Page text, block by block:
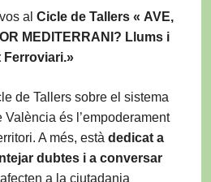
al Cicle de Tallers « AVE,
MEDITERRANI? Llums i
Ferroviari.»
de Tallers sobre el sistema
és l’empoderament
A més, està dedicat a
dubtes i a conversar
a la ciutadania